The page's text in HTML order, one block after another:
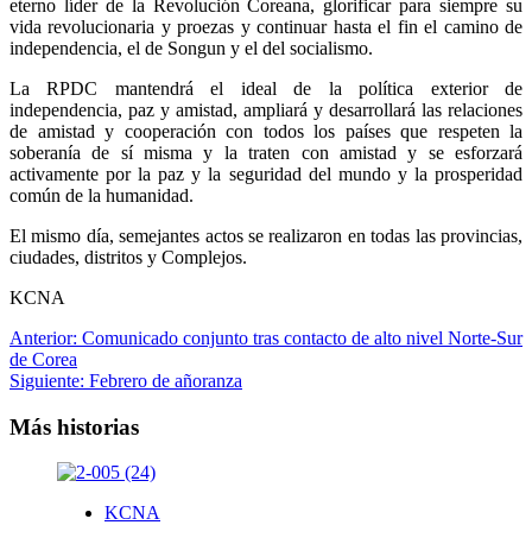
eterno líder de la Revolución Coreana, glorificar para siempre su
vida revolucionaria y proezas y continuar hasta el fin el camino de
independencia, el de Songun y el del socialismo.
La RPDC mantendrá el ideal de la política exterior de
independencia, paz y amistad, ampliará y desarrollará las relaciones
de amistad y cooperación con todos los países que respeten la
soberanía de sí misma y la traten con amistad y se esforzará
activamente por la paz y la seguridad del mundo y la prosperidad
común de la humanidad.
El mismo día, semejantes actos se realizaron en todas las provincias,
ciudades, distritos y Complejos.
KCNA
Navegación
de
Anterior: Comunicado conjunto tras contacto de alto nivel Norte-Sur
de Corea
Siguiente: Febrero de añoranza
Más historias
KCNA